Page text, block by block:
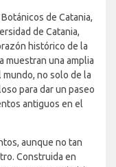
de Catania,
de Catania,
histórico de la
muestran una amplia
no solo de la
para dar un paseo
antiguos en el
aunque no tan
Construida en